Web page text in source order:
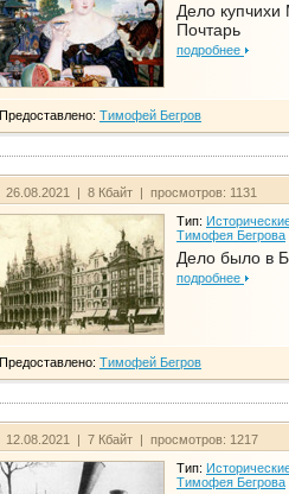
Дело
Почтарь
подробнее
Предоставлено: Тимофей Бегров
26.08.2021 | 8 Кбайт | просмотров: 1131
Тип:
Тимофея Бегрова
Дело было в
подробнее
Предоставлено: Тимофей Бегров
12.08.2021 | 7 Кбайт | просмотров: 1217
Тип:
Тимофея Бегрова